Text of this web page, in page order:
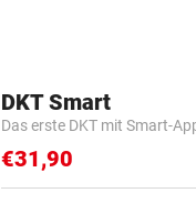
DKT Smart
Das erste DKT mit Smart-
€31,90